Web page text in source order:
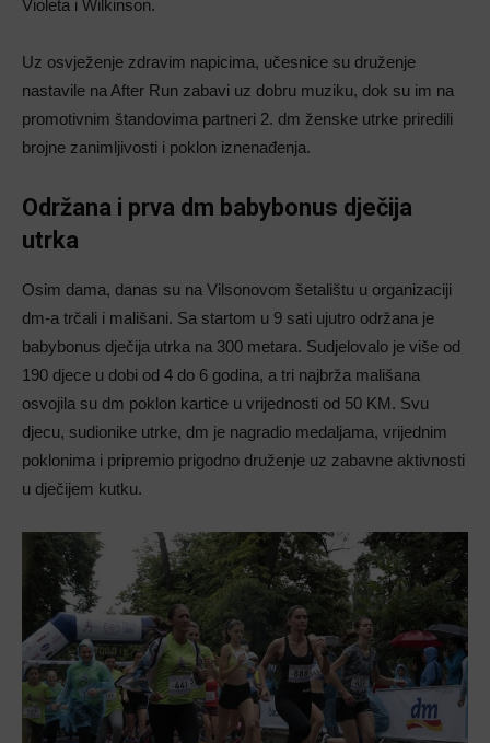
Violeta i Wilkinson.
Uz osvježenje zdravim napicima, učesnice su druženje
nastavile na After Run zabavi uz dobru muziku, dok su im na
promotivnim štandovima partneri 2. dm ženske utrke priredili
brojne zanimljivosti i poklon iznenađenja.
Održana i prva dm babybonus dječija
utrka
Osim dama, danas su na Vilsonovom šetalištu u organizaciji
dm-a trčali i mališani. Sa startom u 9 sati ujutro održana je
babybonus dječija utrka na 300 metara. Sudjelovalo je više od
190 djece u dobi od 4 do 6 godina, a tri najbrža mališana
osvojila su dm poklon kartice u vrijednosti od 50 KM. Svu
djecu, sudionike utrke, dm je nagradio medaljama, vrijednim
poklonima i pripremio prigodno druženje uz zabavne aktivnosti
u dječijem kutku.